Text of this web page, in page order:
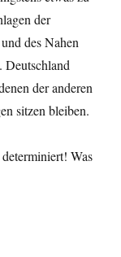
der
des Nahen
Deutschland
der anderen
sitzen bleiben.
Was